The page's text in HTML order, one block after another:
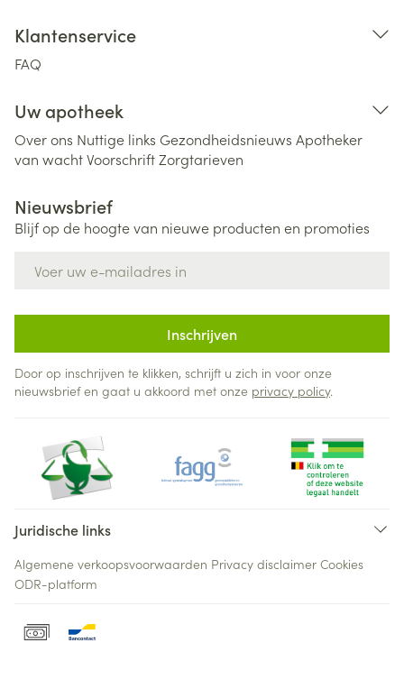
Klantenservice
FAQ
Uw apotheek
Over ons Nuttige links Gezondheidsnieuws Apotheker
van wachtVoorschriftZorgtarieven
Nieuwsbrief
Blijf op de hoogte van nieuwe producten en promoties
Inschrijven
Door op inschrijven te klikken, schrijft u zich in voor onze
nieuwsbrief en gaat u akkoord met onze privacy policy.
Juridische links
Algemene verkoopsvoorwaarden Privacy disclaimer Cookies
ODR-platform